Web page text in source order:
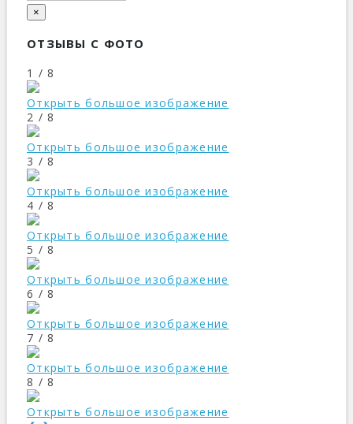
×
ОТЗЫВЫ С ФОТО
1 / 8
Открыть большое изображение
2 / 8
Открыть большое изображение
3 / 8
Открыть большое изображение
4 / 8
Открыть большое изображение
5 / 8
Открыть большое изображение
6 / 8
Открыть большое изображение
7 / 8
Открыть большое изображение
8 / 8
Открыть большое изображение